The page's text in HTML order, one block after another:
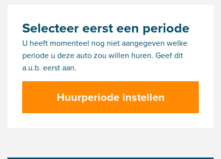
Selecteer eerst een periode
U heeft momenteel nog niet aangegeven welke
periode u deze auto zou willen huren. Geef dit
a.u.b. eerst aan.
Huurperiode instellen